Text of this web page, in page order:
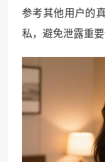
参考其他用户的
私，避免泄露重要